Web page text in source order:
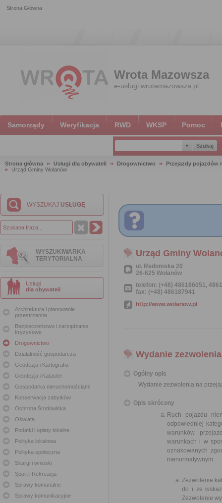
Strona Główna
Wrota Mazowsza
e-uslugi.wrotamazowsza.pl
Samorządy Weryfikacja RWD WKSP Pomoc
Strona główna Usługi dla obywateli Drogownictwo
Przejazdy pojazdów
Urząd Gminy Wolanów
WYSZUKAJ USŁUGĘ
WYSZUKIWARKA
TERYTORIALNA
Usługi
dla obywateli
Architektura i planowanie
przestrzenne
Bezpieczeństwo i zarządzanie
kryzysowe
Drogownictwo
Działalność gospodarcza
Geodezja i Kartografia
Geodezja i Kataster
Gospodarka nieruchomościami
Konserwacja zabytków
Ochrona Środowiska
Oświata
Podatki i opłaty lokalne
Polityka lokalowa
Polityka społeczna
Skargi i wnioski
Sport i Rekreacja
Sprawy komunalne
Sprawy komunikacyjne
Urząd Gminy
ul. Radomska 20
26-625 Wolanów
telefon: (+48) 486186051,
fax: (+48) 486187941
http://www.wolanow.pl
Wydanie
Ogólny opis
Wydanie zezwolenia na
Opis skrócony
Ruch pojazdu
odpowiedniej
warunków
warunkach i w
oznakowanych
nienormatywnym.
Zezwolenie
do i ze
Zezwolenie